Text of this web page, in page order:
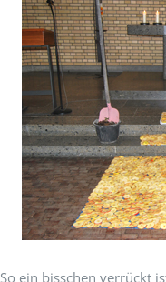
So ein bisschen verrückt